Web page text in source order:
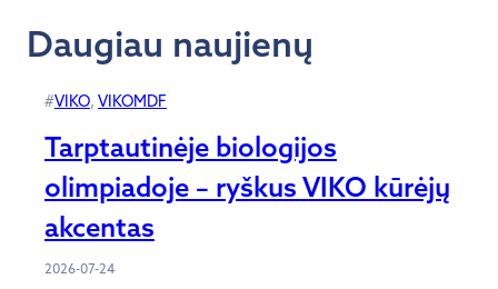
Daugiau naujienų
#VIKO, VIKOMDF
Tarptautinėje biologijos
olimpiadoje – ryškus VIKO kūrėjų
akcentas
2026-07-24